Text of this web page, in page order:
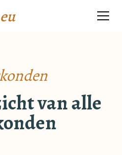
van alle